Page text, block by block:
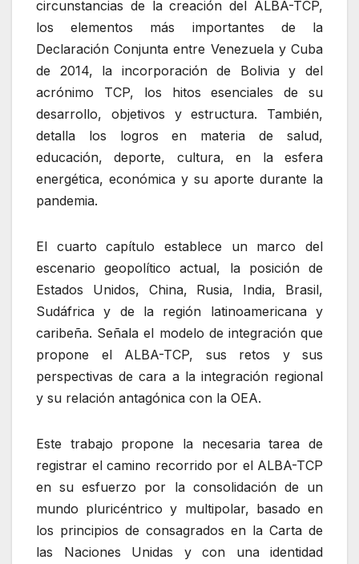
circunstancias de la creación del ALBA-TCP,
los elementos más importantes de la
Declaración Conjunta entre Venezuela y Cuba
de 2014, la incorporación de Bolivia y del
acrónimo TCP, los hitos esenciales de su
desarrollo, objetivos y estructura. También,
detalla los logros en materia de salud,
educación, deporte, cultura, en la esfera
energética, económica y su aporte durante la
pandemia.
El cuarto capítulo establece un marco del
escenario geopolítico actual, la posición de
Estados Unidos, China, Rusia, India, Brasil,
Sudáfrica y de la región latinoamericana y
caribeña. Señala el modelo de integración que
propone el ALBA-TCP, sus retos y sus
perspectivas de cara a la integración regional
y su relación antagónica con la OEA.
Este trabajo propone la necesaria tarea de
registrar el camino recorrido por el ALBA-TCP
en su esfuerzo por la consolidación de un
mundo pluricéntrico y multipolar, basado en
los principios de consagrados en la Carta de
las Naciones Unidas y con una identidad